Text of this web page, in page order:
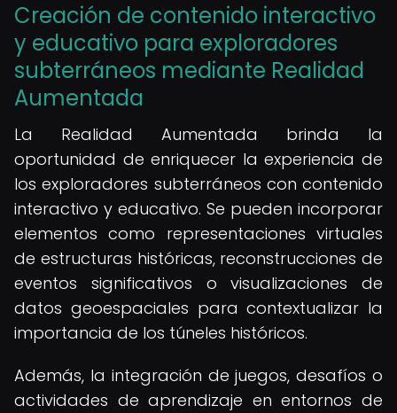
Creación de contenido interactivo
y educativo para exploradores
subterráneos mediante Realidad
Aumentada
La Realidad Aumentada brinda la
oportunidad de enriquecer la experiencia de
los exploradores subterráneos con contenido
interactivo y educativo. Se pueden incorporar
elementos como representaciones virtuales
de estructuras históricas, reconstrucciones de
eventos significativos o visualizaciones de
datos geoespaciales para contextualizar la
importancia de los túneles históricos.
Además, la integración de juegos, desafíos o
actividades de aprendizaje en entornos de